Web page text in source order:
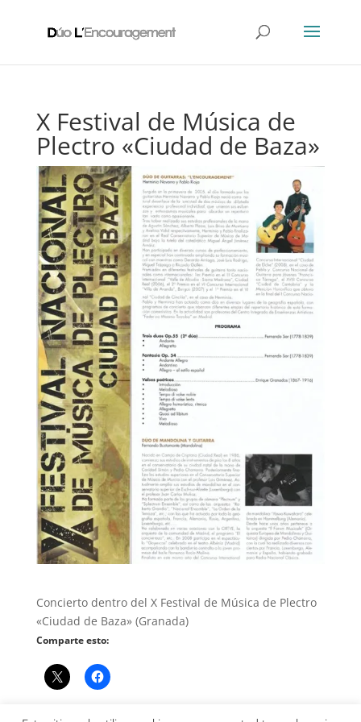
X Festival de Música de
Plectro «Ciudad de Baza»
Concierto dentro del X Festival de Música de Plectro
«Ciudad de Baza» (Granada)
Comparte esto: